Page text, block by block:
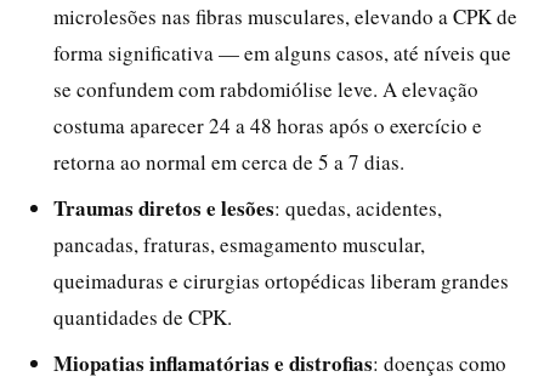
microlesões nas fibras musculares, elevando a CPK de
forma significativa — em alguns casos, até níveis que
se confundem com rabdomiólise leve. A elevação
costuma aparecer 24 a 48 horas após o exercício e
retorna ao normal em cerca de 5 a 7 dias.
Traumas diretos e lesões: quedas, acidentes,
pancadas, fraturas, esmagamento muscular,
queimaduras e cirurgias ortopédicas liberam grandes
quantidades de CPK.
Miopatias inflamatórias e distrofias: doenças como